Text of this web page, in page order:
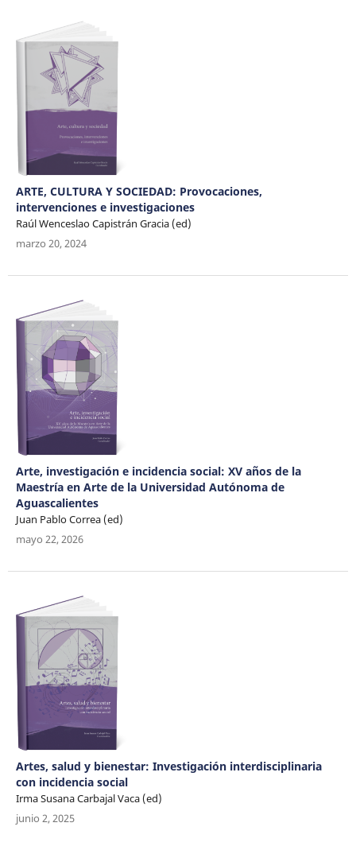
ARTE, CULTURA Y SOCIEDAD: Provocaciones,
intervenciones e investigaciones
Raúl Wenceslao Capistrán Gracia (ed)
marzo 20, 2024
Arte, investigación e incidencia social: XV años de la
Maestría en Arte de la Universidad Autónoma de
Aguascalientes
Juan Pablo Correa (ed)
mayo 22, 2026
Artes, salud y bienestar: Investigación interdisciplinaria
con incidencia social
Irma Susana Carbajal Vaca (ed)
junio 2, 2025